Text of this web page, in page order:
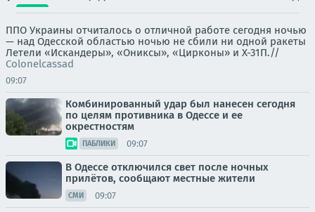
ППО Украины отчиталось о отличной работе сегодня ночью
— над Одесской областью ночью не сбили ни одной ракеты
Летели «Искандеры», «Ониксы», «Цирконы» и Х-31П.//
Colonelcassad
09:07
Комбинированный удар был нанесен сегодня
по целям противника в Одессе и ее
окрестностям
ПАБЛИКИ 09:07
В Одессе отключился свет после ночных
прилётов, сообщают местные жители
СМИ 09:07